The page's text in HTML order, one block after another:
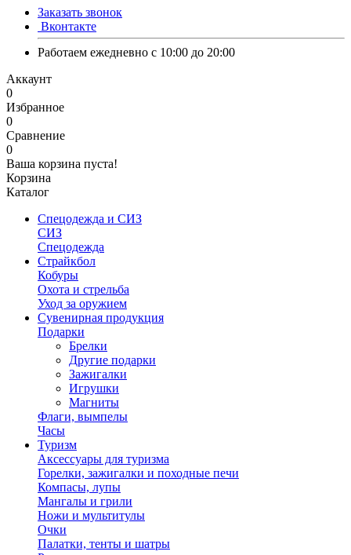
Заказать звонок
Вконтакте
Работаем ежедневно с 10:00 до 20:00
Аккаунт
0
Избранное
0
Сравнение
0
Ваша корзина пуста!
Корзина
Каталог
Спецодежда и СИЗ
СИЗ
Спецодежда
Страйкбол
Кобуры
Охота и стрельба
Уход за оружием
Сувенирная продукция
Подарки
Брелки
Другие подарки
Зажигалки
Игрушки
Магниты
Флаги, вымпелы
Часы
Туризм
Аксессуары для туризма
Горелки, зажигалки и походные печи
Компасы, лупы
Мангалы и грили
Ножи и мультитулы
Очки
Палатки, тенты и шатры